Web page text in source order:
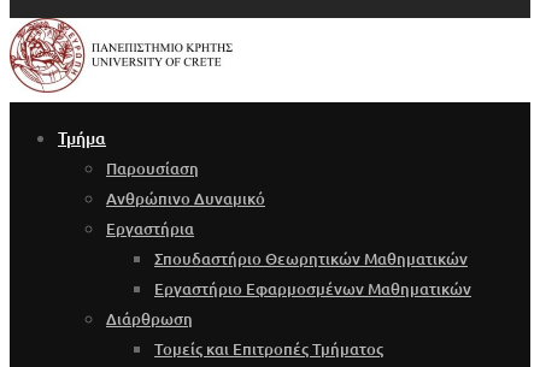
Τμήμα
Παρουσίαση
Ανθρώπινο Δυναμικό
Εργαστήρια
Σπουδαστήριο Θεωρητικών Μαθηματικών
Εργαστήριο Εφαρμοσμένων Μαθηματικών
Διάρθρωση
Τομείς και Επιτροπές Τμήματος